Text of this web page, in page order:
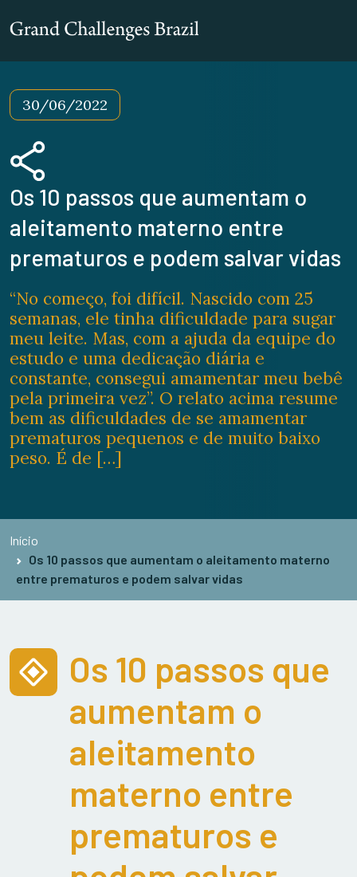
30/06/2022
Os 10 passos que aumentam o
aleitamento materno entre
prematuros e podem salvar vidas
“No começo, foi difícil. Nascido com 25
semanas, ele tinha dificuldade para sugar
meu leite. Mas, com a ajuda da equipe do
estudo e uma dedicação diária e
constante, consegui amamentar meu bebê
pela primeira vez”. O relato acima resume
bem as dificuldades de se amamentar
prematuros pequenos e de muito baixo
peso. É de […]
Início
Os 10 passos que aumentam o aleitamento materno
entre prematuros e podem salvar vidas
Os 10 passos que
aumentam o
aleitamento
materno entre
prematuros e